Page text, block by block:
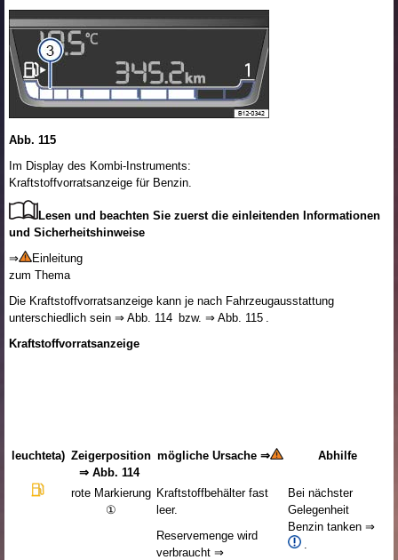
Abb. 115
Im Display des Kombi-Instruments:
Kraftstoffvorratsanzeige für Benzin.
Lesen und beachten Sie zuerst die einleitenden Informationen
und Sicherheitshinweise
⇒
Einleitung
zum Thema
Die Kraftstoffvorratsanzeige kann je nach Fahrzeugausstattung
unterschiedlich sein ⇒ Abb. 114 bzw. ⇒ Abb. 115 .
Kraftstoffvorratsanzeige
leuchteta) Zeigerposition
⇒ Abb. 114
mögliche Ursache ⇒ Abhilfe
rote Markierung
①
Kraftstoffbehälter fast
leer.
Reservemenge wird
verbraucht ⇒
Bei nächster
Gelegenheit
Benzin tanken ⇒
.